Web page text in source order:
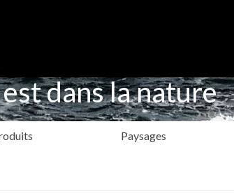
dans la nature
Paysages